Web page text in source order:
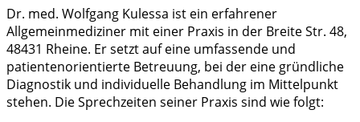
Dr. med. Wolfgang Kulessa ist ein erfahrener
Allgemeinmediziner mit einer Praxis in der Breite Str. 48,
48431 Rheine. Er setzt auf eine umfassende und
patientenorientierte Betreuung, bei der eine gründliche
Diagnostik und individuelle Behandlung im Mittelpunkt
stehen. Die Sprechzeiten seiner Praxis sind wie folgt: